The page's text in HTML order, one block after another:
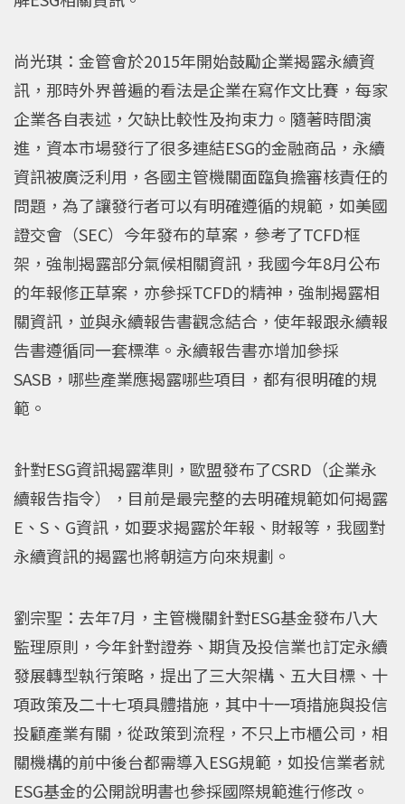
尚光琪：金管會於2015年開始鼓勵企業揭露永續資
訊，那時外界普遍的看法是企業在寫作文比賽，每家
企業各自表述，欠缺比較性及拘束力。隨著時間演
進，資本市場發行了很多連結ESG的金融商品，永續
資訊被廣泛利用，各國主管機關面臨負擔審核責任的
問題，為了讓發行者可以有明確遵循的規範，如美國
證交會（SEC）今年發布的草案，參考了TCFD框
架，強制揭露部分氣候相關資訊，我國今年8月公布
的年報修正草案，亦參採TCFD的精神，強制揭露相
關資訊，並與永續報告書觀念結合，使年報跟永續報
告書遵循同一套標準。永續報告書亦增加參採
SASB，哪些產業應揭露哪些項目，都有很明確的規
範。
針對ESG資訊揭露準則，歐盟發布了CSRD（企業永
續報告指令），目前是最完整的去明確規範如何揭露
E、S、G資訊，如要求揭露於年報、財報等，我國對
永續資訊的揭露也將朝這方向來規劃。
劉宗聖：去年7月，主管機關針對ESG基金發布八大
監理原則，今年針對證券、期貨及投信業也訂定永續
發展轉型執行策略，提出了三大架構、五大目標、十
項政策及二十七項具體措施，其中十一項措施與投信
投顧產業有關，從政策到流程，不只上市櫃公司，相
關機構的前中後台都需導入ESG規範，如投信業者就
ESG基金的公開說明書也參採國際規範進行修改。